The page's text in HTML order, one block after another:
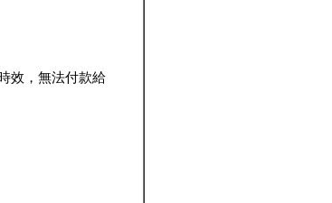
效，無法付款給